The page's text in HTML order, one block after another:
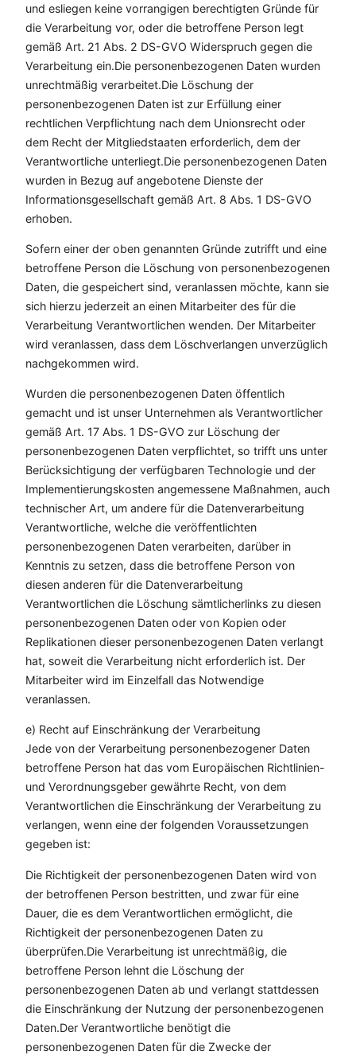
und esliegen keine vorrangigen berechtigten Gründe für
die Verarbeitung vor, oder die betroffene Person legt
gemäß Art. 21 Abs. 2 DS-GVO Widerspruch gegen die
Verarbeitung ein.Die personenbezogenen Daten wurden
unrechtmäßig verarbeitet.Die Löschung der
personenbezogenen Daten ist zur Erfüllung einer
rechtlichen Verpflichtung nach dem Unionsrecht oder
dem Recht der Mitgliedstaaten erforderlich, dem der
Verantwortliche unterliegt.Die personenbezogenen Daten
wurden in Bezug auf angebotene Dienste der
Informationsgesellschaft gemäß Art. 8 Abs. 1 DS-GVO
erhoben.
Sofern einer der oben genannten Gründe zutrifft und eine
betroffene Person die Löschung von personenbezogenen
Daten, die gespeichert sind, veranlassen möchte, kann sie
sich hierzu jederzeit an einen Mitarbeiter des für die
Verarbeitung Verantwortlichen wenden. Der Mitarbeiter
wird veranlassen, dass dem Löschverlangen unverzüglich
nachgekommen wird.
Wurden die personenbezogenen Daten öffentlich
gemacht und ist unser Unternehmen als Verantwortlicher
gemäß Art. 17 Abs. 1 DS-GVO zur Löschung der
personenbezogenen Daten verpflichtet, so trifft uns unter
Berücksichtigung der verfügbaren Technologie und der
Implementierungskosten angemessene Maßnahmen, auch
technischer Art, um andere für die Datenverarbeitung
Verantwortliche, welche die veröffentlichten
personenbezogenen Daten verarbeiten, darüber in
Kenntnis zu setzen, dass die betroffene Person von
diesen anderen für die Datenverarbeitung
Verantwortlichen die Löschung sämtlicherlinks zu diesen
personenbezogenen Daten oder von Kopien oder
Replikationen dieser personenbezogenen Daten verlangt
hat, soweit die Verarbeitung nicht erforderlich ist. Der
Mitarbeiter wird im Einzelfall das Notwendige
veranlassen.
e) Recht auf Einschränkung der Verarbeitung
Jede von der Verarbeitung personenbezogener Daten
betroffene Person hat das vom Europäischen Richtlinien-
und Verordnungsgeber gewährte Recht, von dem
Verantwortlichen die Einschränkung der Verarbeitung zu
verlangen, wenn eine der folgenden Voraussetzungen
gegeben ist:
Die Richtigkeit der personenbezogenen Daten wird von
der betroffenen Person bestritten, und zwar für eine
Dauer, die es dem Verantwortlichen ermöglicht, die
Richtigkeit der personenbezogenen Daten zu
überprüfen.Die Verarbeitung ist unrechtmäßig, die
betroffene Person lehnt die Löschung der
personenbezogenen Daten ab und verlangt stattdessen
die Einschränkung der Nutzung der personenbezogenen
Daten.Der Verantwortliche benötigt die
personenbezogenen Daten für die Zwecke der